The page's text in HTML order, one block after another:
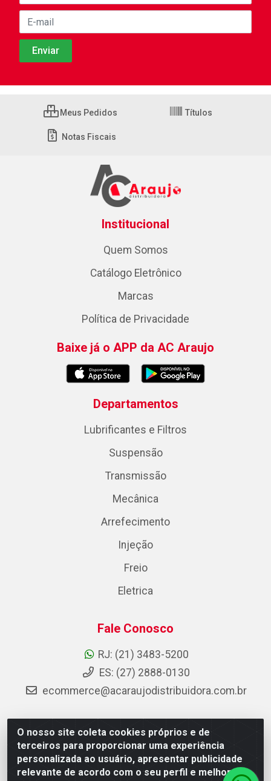
O nosso site coleta cookies próprios e de
terceiros para proporcionar uma experiência
personalizada ao usuário, apresentar publicidade
relevante de acordo com o seu perfil e melhorar a
Meus Pedidos Títulos
Notas Fiscais
Institucional
Quem Somos
Catálogo Eletrônico
Marcas
Política de Privacidade
Baixe já o APP da AC Araujo
Departamentos
Lubrificantes e Filtros
Suspensão
Transmissão
Mecânica
Arrefecimento
Injeção
Freio
Eletrica
Fale Conosco
RJ: (21) 3483-5200
ES: (27) 2888-0130
ecommerce@acaraujodistribuidora.com.br
AC Araujo Distribuidora - Rua Carneiro de Campos, 42 -
São Cristóvão, Rio de Janeiro/RJ - CEP 20.920-410 -
CNPJ 08.744.753/0003-85